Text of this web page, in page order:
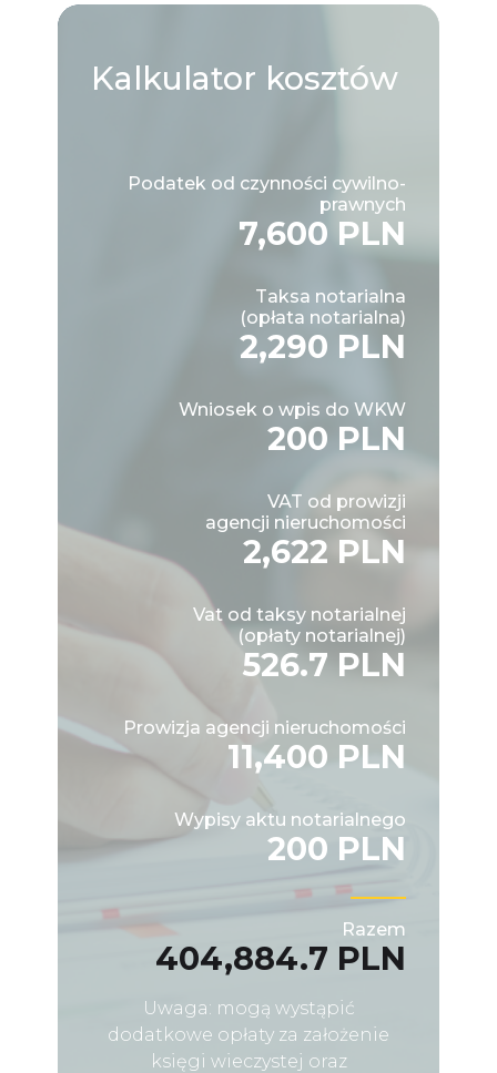
Kalkulator kosztów
Podatek od czynności cywilno-
prawnych
7,600 PLN
Taksa notarialna
(opłata notarialna)
2,290 PLN
Wniosek o wpis do WKW
200 PLN
VAT od prowizji
agencji nieruchomości
2,622 PLN
Vat od taksy notarialnej
(opłaty notarialnej)
526.7 PLN
Prowizja agencji nieruchomości
11,400 PLN
Wypisy aktu notarialnego
200 PLN
Razem
404,884.7 PLN
Uwaga: mogą wystąpić
dodatkowe opłaty za założenie
księgi wieczystej oraz